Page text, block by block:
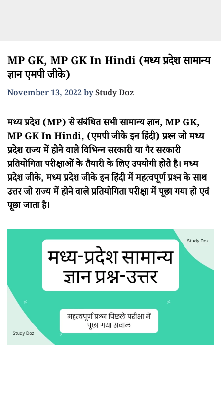
MP GK, MP GK In Hindi (मध्य प्रदेश सामान्य
ज्ञान एमपी जीके)
November 13, 2022byStudy Doz
मध्य प्रदेश (MP) से संबंधित सभी सामान्य ज्ञान, MP GK,
MP GK In Hindi, (एमपी जीके इन हिंदी) प्रश्न जो मध्य
प्रदेश राज्य में होने वाले विभिन्न सरकारी या गैर सरकारी
प्रतियोगिता परीक्षाओं के तैयारी के लिए उपयोगी होते है। मध्य
प्रदेश जीके, मध्य प्रदेश जीके इन हिंदी में महत्वपूर्ण प्रश्न के साथ
उत्तर जो राज्य में होने वाले प्रतियोगिता परीक्षा में पूछा गया हो एवं
पूछा जाता है।